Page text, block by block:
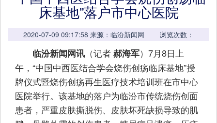
床基地”落户市中心医院
2020-07-09 09:17:58 来源：临汾新闻网 浏览次数：
临汾新闻网讯 （记者郝海军）7月8日上
午，“中国中西医结合学会烧伤创疡临床基地”授
牌仪式暨烧伤创疡再生医疗技术培训班在市中心
医院举行。该基地的落户为临汾市传统烧伤创面
患者，严重皮肤撕脱伤、皮肤坏死缺损导致的肌